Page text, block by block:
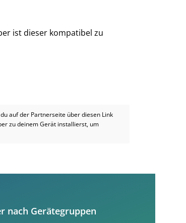
ist dieser kompatibel zu
auf der Partnerseite über diesen Link
zu deinem Gerät installierst, um
nach Gerätegruppen